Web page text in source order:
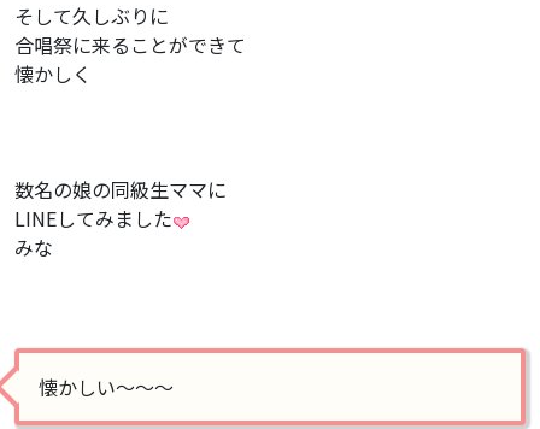
そして久しぶりに
合唱祭に来ることができて
懐かしく
数名の娘の同級生ママに
LINEしてみました
みな
懐かしい〜〜〜